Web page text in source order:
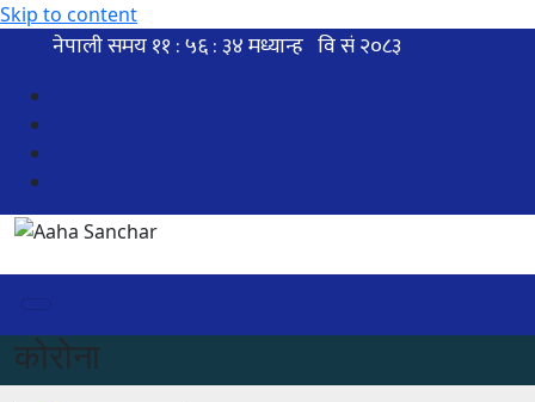
Skip to content
कोरोना